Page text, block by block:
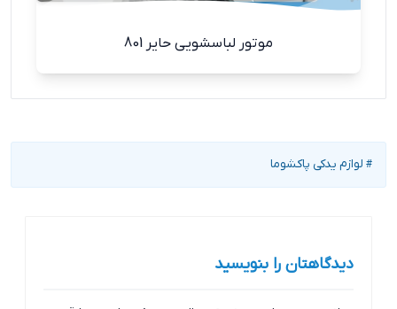
موتور لباسشویی حایر 801
# لوازم یدکی پاکشوما
دیدگاهتان را بنویسید